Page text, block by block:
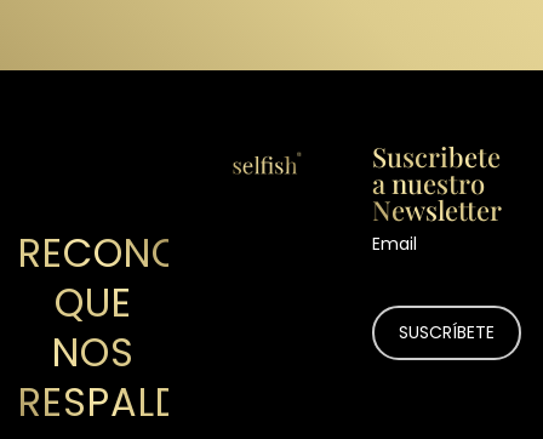
RECONOCIMIENTOS
QUE
NOS
RESPALDAN
Suscribete
a nuestro
Newsletter
Email